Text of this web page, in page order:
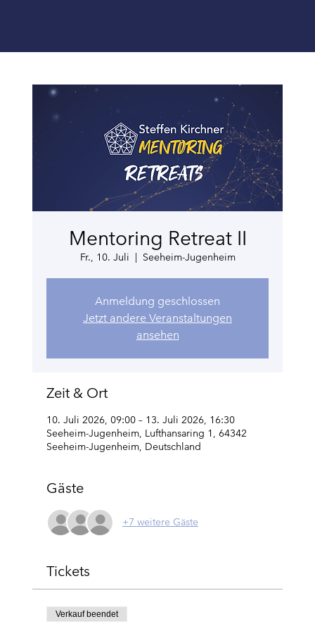
Mentoring Retreat II
Fr., 10. Juli
  |
Seeheim-Jugenheim
Anmeldung geschlossen
Jetzt andere Veranstaltungen
ansehen
Zeit & Ort
10. Juli 2026, 09:00 – 13. Juli 2026, 16:30
Seeheim-Jugenheim, Lufthansaring 1, 64342
Seeheim-Jugenheim, Deutschland
Gäste
+7 weitere Gäste
Tickets
Verkauf beendet